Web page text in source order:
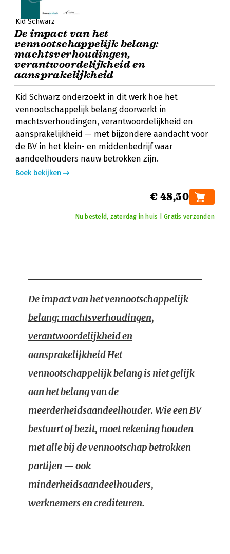
Kid Schwarz
De impact van het
vennootschappelijk belang:
machtsverhoudingen,
verantwoordelijkheid en
aansprakelijkheid
Kid Schwarz onderzoekt in dit werk hoe het
vennootschappelijk belang doorwerkt in
machtsverhoudingen, verantwoordelijkheid en
aansprakelijkheid — met bijzondere aandacht voor
de BV in het klein- en middenbedrijf waar
aandeelhouders nauw betrokken zijn.
Boek bekijken
€ 48,50
Nu besteld, zaterdag in huis | Gratis verzonden
De impact van het vennootschappelijk
belang: machtsverhoudingen,
verantwoordelijkheid en
aansprakelijkheidHet
vennootschappelijk belang is niet gelijk
aan het belang van de
meerderheidsaandeelhouder. Wie een BV
bestuurt of bezit, moet rekening houden
met alle bij de vennootschap betrokken
partijen — ook
minderheidsaandeelhouders,
werknemers en crediteuren.